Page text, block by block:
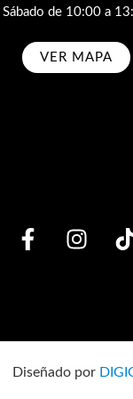
Sábado de 10:00 a
VER MAPA
Diseñado por